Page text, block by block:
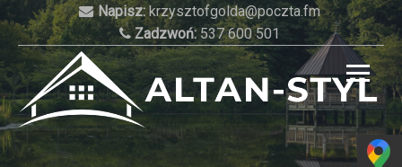
Skip
content
Napisz:krzysztofgolda@poczta.fm
Zadzwoń:537 600 501
Najlepsze altany do Twojego ogrodu!